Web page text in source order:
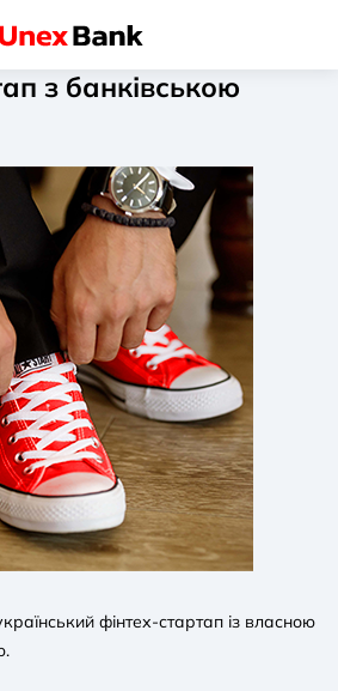
фінтех-стартап із власною
з банківською